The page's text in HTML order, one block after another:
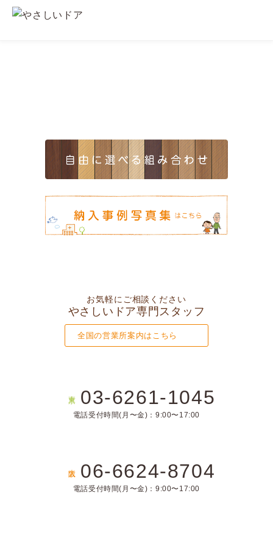
お気軽にご相談ください
やさしいドア専門スタッフ
全国の営業所案内はこちら
03-6261-1045
電話受付時間(月〜金)：9:00〜17:00
06-6624-8704
電話受付時間(月〜金)：9:00〜17:00